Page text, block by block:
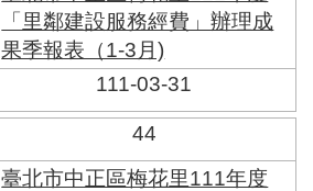
「里鄰建設服務經費」辦理成
果季報表（1-3月)
111-03-31
44
臺北市中正區梅花里111年度